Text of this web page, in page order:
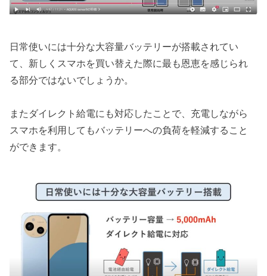
日常使いには十分な大容量バッテリーが搭載されてい
て、新しくスマホを買い替えた際に最も恩恵を感じられ
る部分ではないでしょうか。
またダイレクト給電にも対応したことで、充電しながら
スマホを利用してもバッテリーへの負荷を軽減すること
ができます。